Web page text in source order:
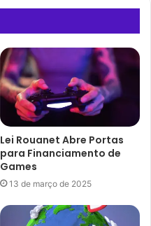
Lei Rouanet Abre Portas
para Financiamento de
Games
13 de março de 2025